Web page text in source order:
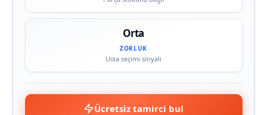
Orta
ZORLUK
Usta seçimi sinyali
Ücretsiz tamirci bul